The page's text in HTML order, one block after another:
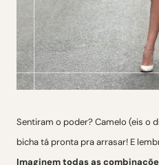
Sentiram o poder? Camelo (eis o
bicha tá pronta pra arrasar! E
Imaginem todas as